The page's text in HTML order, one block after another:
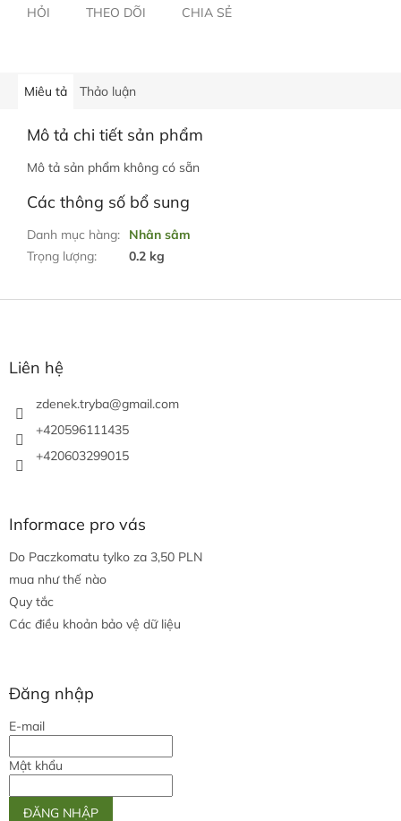
HỎI THEO DÕI CHIA SẺ
Miêu tả Thảo luận
Mô tả chi tiết sản phẩm
Mô tả sản phẩm không có sẵn
Các thông số bổ sung
Danh mục hàng:
Nhân sâm
Trọng lượng: 0.2 kg
C
Liên hệ
zdenek.tryba@gmail.com
+420596111435
+420603299015
Informace pro vás
Do Paczkomatu tylko za 3,50 PLN
mua như thế nào
Quy tắc
Các điều khoản bảo vệ dữ liệu
Đăng nhập
E-mail
Mật khẩu
ĐĂNG NHẬP